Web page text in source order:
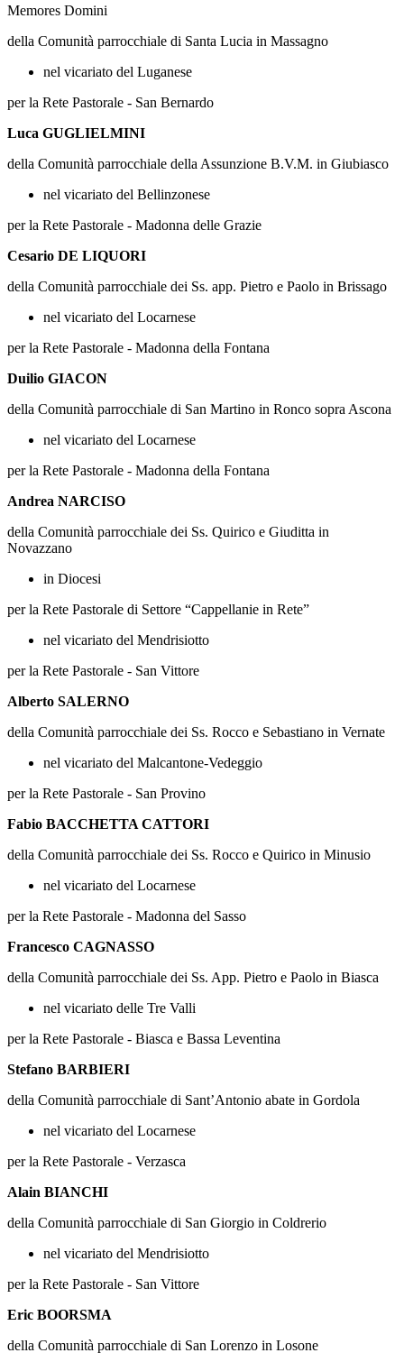
Memores Domini
della Comunità parrocchiale di Santa Lucia in Massagno
nel vicariato del Luganese
per la Rete Pastorale - San Bernardo
Luca GUGLIELMINI
della Comunità parrocchiale della Assunzione B.V.M. in Giubiasco
nel vicariato del Bellinzonese
per la Rete Pastorale - Madonna delle Grazie
Cesario DE LIQUORI
della Comunità parrocchiale dei Ss. app. Pietro e Paolo in Brissago
nel vicariato del Locarnese
per la Rete Pastorale - Madonna della Fontana
Duilio GIACON
della Comunità parrocchiale di San Martino in Ronco sopra Ascona
nel vicariato del Locarnese
per la Rete Pastorale - Madonna della Fontana
Andrea NARCISO
della Comunità parrocchiale dei Ss. Quirico e Giuditta in
Novazzano
in Diocesi
per la Rete Pastorale di Settore “Cappellanie in Rete”
nel vicariato del Mendrisiotto
per la Rete Pastorale - San Vittore
Alberto SALERNO
della Comunità parrocchiale dei Ss. Rocco e Sebastiano in Vernate
nel vicariato del Malcantone-Vedeggio
per la Rete Pastorale - San Provino
Fabio BACCHETTA CATTORI
della Comunità parrocchiale dei Ss. Rocco e Quirico in Minusio
nel vicariato del Locarnese
per la Rete Pastorale - Madonna del Sasso
Francesco CAGNASSO
della Comunità parrocchiale dei Ss. App. Pietro e Paolo in Biasca
nel vicariato delle Tre Valli
per la Rete Pastorale - Biasca e Bassa Leventina
Stefano BARBIERI
della Comunità parrocchiale di Sant’Antonio abate in Gordola
nel vicariato del Locarnese
per la Rete Pastorale - Verzasca
Alain BIANCHI
della Comunità parrocchiale di San Giorgio in Coldrerio
nel vicariato del Mendrisiotto
per la Rete Pastorale - San Vittore
Eric BOORSMA
della Comunità parrocchiale di San Lorenzo in Losone